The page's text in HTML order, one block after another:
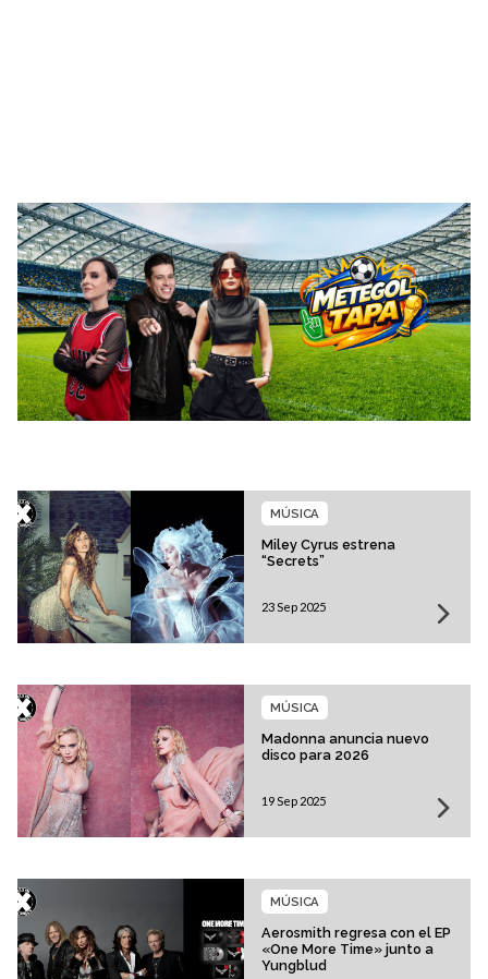
Miley Cyrus estrena
“Secrets”
MÚSICA
23 Sep 2025
Madonna anuncia nuevo
disco para 2026
MÚSICA
19 Sep 2025
Aerosmith regresa con el EP
«One More Time» junto a
Yungblud
MÚSICA